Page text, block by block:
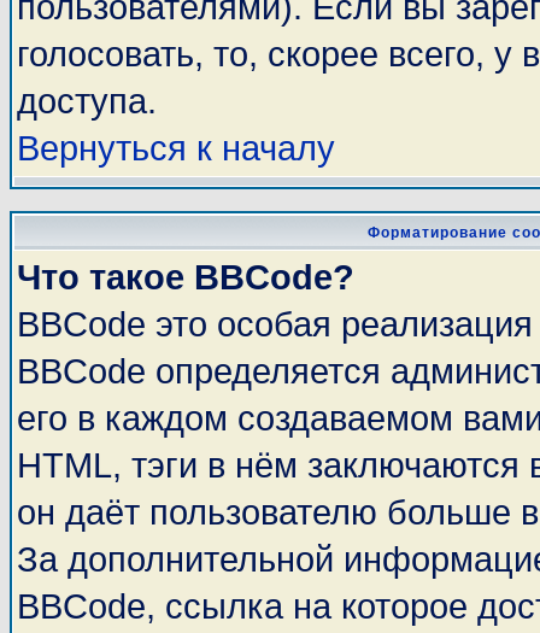
голосовать, то, скорее всего,
доступа.
Вернуться к началу
Форматирование
Что такое BBCode?
BBCode это особая
BBCode определяется
его в каждом создаваемом
HTML, тэги в нём заключаются
он даёт пользователю больше
За дополнительной
BBCode, ссылка на которое